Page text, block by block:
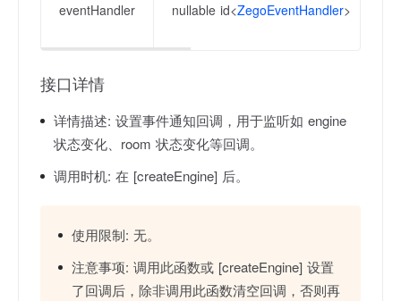
eventHandler nullable id<ZegoEventHandler>
接口详情
详情描述: 设置事件通知回调，用于监听如 engine
状态变化、room 状态变化等回调。
调用时机: 在 [createEngine] 后。
使用限制: 无。
注意事项: 调用此函数或 [createEngine] 设置
了回调后，除非调用此函数清空回调，否则再